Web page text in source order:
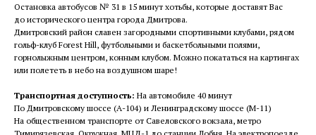
Остановка автобусов № 31 в 15 минут хотьбы, которые доставят Вас
до исторического центра города Дмитрова.
Дмитровский район славен загородными спортивными клубами, рядом
гольф-клуб Forest Hill, футбольными и баскетбольными полями,
горнолыжным центром, конным клубом. Можно покататься на картингах
или полететь в небо на воздушном шаре!
Транспортная доступность: На автомобиле 40 минут
По Дмитровскому шоссе (А-104) и Ленинградскому шоссе (М-11)
На общественном транспорте от Савеловского вокзала, метро
Тимирязевская, Окружная, МЦД-1 до станции Лобня. На электропоезде